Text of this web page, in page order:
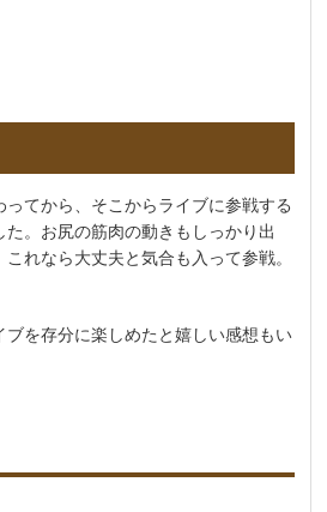
てから、そこからライブに参戦する
た。お尻の筋肉の動きもしっかり出
れなら大丈夫と気合も入って参戦。
ブを存分に楽しめたと嬉しい感想もい